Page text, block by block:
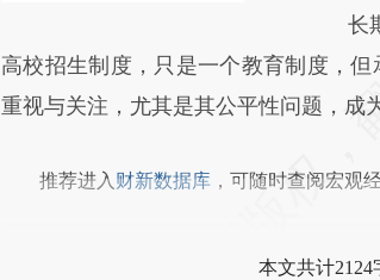
长
高校招生制度，只是一个教育制度，
重视与关注，尤其是其公平性问题，成
推荐进入 财新数据库 ，可随时查阅宏观
本文共计